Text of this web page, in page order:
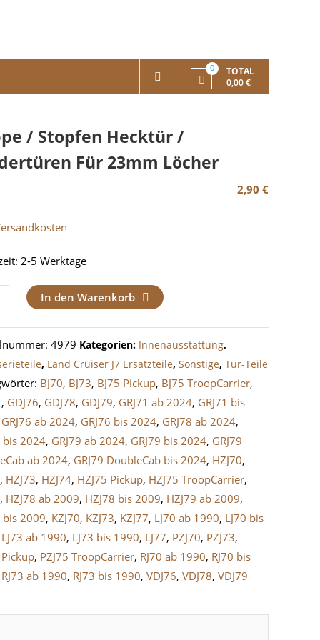
0
TOTAL
0,00 €
/ Stopfen Hecktür /
Für 23mm Löcher
2,90 €
2-5 Werktage
In den Warenkorb
4979 Kategorien: Innenausstattung,
, Land Cruiser J7 Ersatzteile,Sonstige,Tür-Teile
BJ70, BJ73, BJ75 Pickup, BJ75 TroopCarrier,
, GDJ76, GDJ78, GDJ79, GRJ71 ab 2024, GRJ71 bis
GRJ76 ab 2024, GRJ76 bis 2024, GRJ78 ab 2024,
bis 2024, GRJ79 ab 2024, GRJ79 bis 2024, GRJ79
ab 2024, GRJ79 DoubleCab bis 2024, HZJ70,
, HZJ73, HZJ74, HZJ75 Pickup, HZJ75 TroopCarrier,
, HZJ78 ab 2009, HZJ78 bis 2009, HZJ79 ab 2009,
bis 2009, KZJ70, KZJ73, KZJ77, LJ70 ab 1990, LJ70 bis
LJ73 ab 1990, LJ73 bis 1990, LJ77, PZJ70, PZJ73,
Pickup, PZJ75 TroopCarrier, RJ70 ab 1990, RJ70 bis
RJ73 ab 1990, RJ73 bis 1990,VDJ76,VDJ78,VDJ79